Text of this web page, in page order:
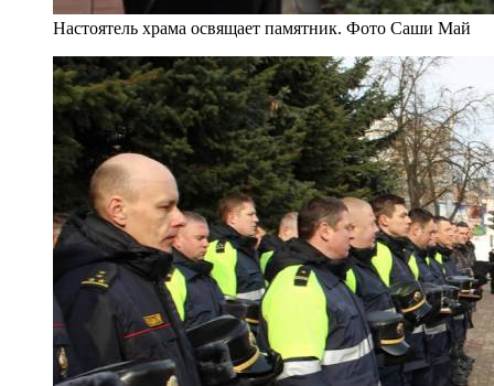
Настоятель храма освящает памятник. Фото Саши Май